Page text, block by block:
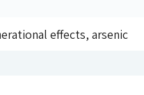
effects, arsenic